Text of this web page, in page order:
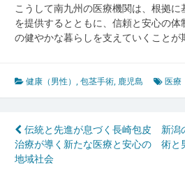
こうして南九州の医療機関は、根拠
を提供するとともに、信頼と安心の
の健やかな暮らしを支えていくことが
健康（男性） ,包茎手術, 鹿児島 医療
投
稿
伝統と先進が息づく長崎包皮
治療が導く新たな医療と安心の
地域社会
新潟
術と